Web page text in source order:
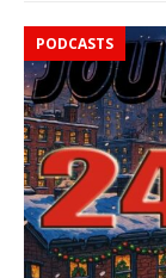
PODCASTS